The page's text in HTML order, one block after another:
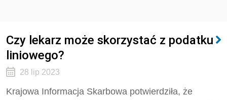
Czy lekarz może skorzystać z podatku
liniowego?
28 lip 2023
Krajowa Informacja Skarbowa potwierdziła, że